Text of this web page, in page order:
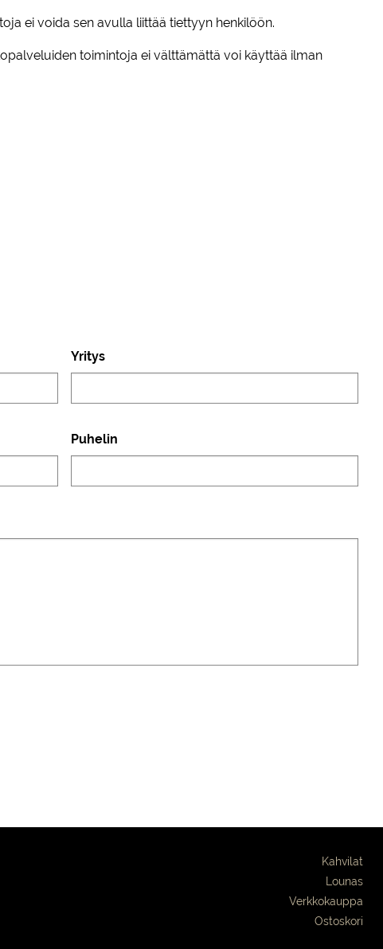
ei voida sen avulla liittää tiettyyn henkilöön.
toimintoja ei välttämättä voi käyttää ilman
Yritys
Puhelin
Kahvilat
Lounas
Verkkokauppa
Ostoskori